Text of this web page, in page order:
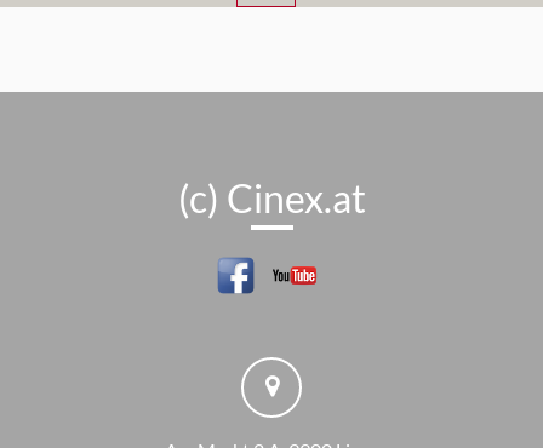
(c) Cinex.at